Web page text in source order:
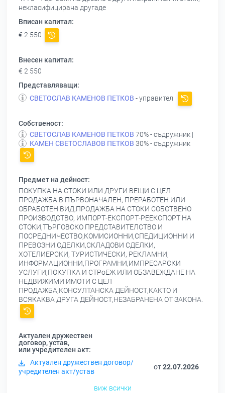
некласифицирана другаде
Вписан капитал:
€ 2 550
Внесен капитал:
€ 2 550
Представляващи:
СВЕТОСЛАВ КАМЕНОВ ПЕТКОВ - управител
Собственост:
СВЕТОСЛАВ КАМЕНОВ ПЕТКОВ 70% - съдружник |
КАМЕН СВЕТОСЛАВОВ ПЕТКОВ 30% - съдружник
Предмет на дейност:
ПОКУПКА НА СТОКИ ИЛИ ДРУГИ ВЕЩИ С ЦЕЛ
ПРОДАЖБА В ПЪРВОНАЧАЛЕН, ПРЕРАБОТЕН ИЛИ
ОБРАБОТЕН ВИД,ПРОДАЖБА НА СТОКИ СОБСТВЕНО
ПРОИЗВОДСТВО, ИМПОРТ-ЕКСПОРТ-РЕЕКСПОРТ НА
СТОКИ,ТЪРГОВСКО ПРЕДСТАВИТЕЛСТВО И
ПОСРЕДНИЧЕСТВО,КОМИСИОННИ,СПЕДИЦИОННИ И
ПРЕВОЗНИ СДЕЛКИ,СКЛАДОВИ СДЕЛКИ,
ХОТЕЛИЕРСКИ, ТУРИСТИЧЕСКИ, РЕКЛАМНИ,
ИНФОРМАЦИОННИ,ПРОГРАМНИ,ИМПРЕСАРСКИ
УСЛУГИ,ПОКУПКА И СТРоЕЖ ИЛИ ОБЗАВЕЖДАНЕ НА
НЕДВИЖИМИ ИМОТИ С ЦЕЛ
ПРОДАЖБА,КОНСУЛТАНСКА ДЕЙНОСТ,КАКТО И
ВСЯКАКВА ДРУГА ДЕЙНОСТ,НЕЗАБРАНЕНА ОТ ЗАКОНА.
Актуален дружествен
договор, устав,
или учредителен акт:
Актуален дружествен договор/
учредителен акт/устав
от22.07.2026
виж всички